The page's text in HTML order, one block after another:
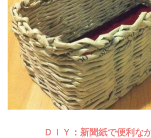
ＤＩＹ：新聞紙で便利な